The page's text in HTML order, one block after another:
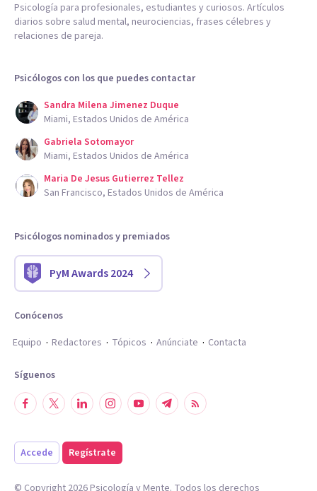
Psicología para profesionales, estudiantes y curiosos. Artículos
diarios sobre salud mental, neurociencias, frases célebres y
relaciones de pareja.
Psicólogos con los que puedes contactar
Sandra Milena Jimenez Duque
Miami, Estados Unidos de América
Gabriela Sotomayor
Miami, Estados Unidos de América
Maria De Jesus Gutierrez Tellez
San Francisco, Estados Unidos de América
Psicólogos nominados y premiados
PyM Awards 2024
Conócenos
Equipo
Redactores Tópicos Anúnciate Contacta
Síguenos
Accede Regístrate
© Copyright 2026Psicología y Mente. Todos los derechos